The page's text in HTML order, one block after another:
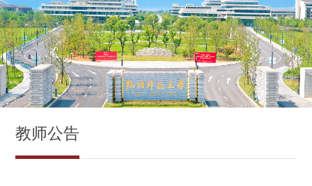
教师公告